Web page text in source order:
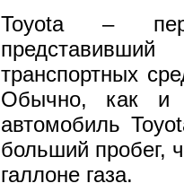
Toyota –
транспортных
Обычно, как и
автомобиль
больший пробег,
галлоне газа.